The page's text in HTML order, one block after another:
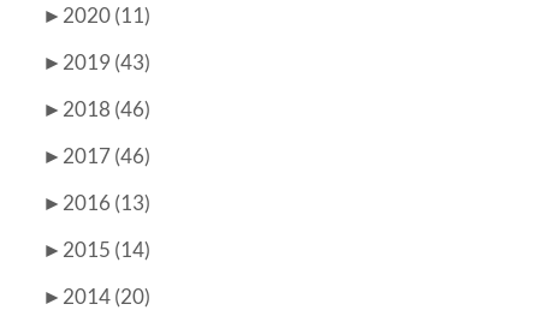
► 2020 (11)
► 2019 (43)
► 2018 (46)
► 2017 (46)
► 2016 (13)
► 2015 (14)
► 2014 (20)